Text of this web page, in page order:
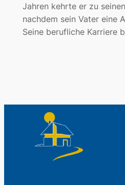
Jahren kehrte er zu
nachdem sein Vater eine
Seine berufliche Karriere